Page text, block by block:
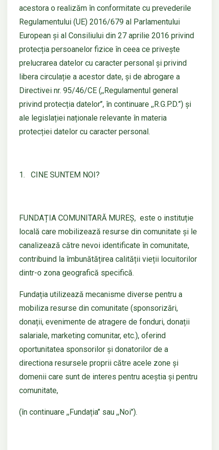
acestora o realizăm în conformitate cu prevederile
Regulamentului (UE) 2016/679 al Parlamentului
European și al Consiliului din 27 aprilie 2016 privind
protecția persoanelor fizice în ceea ce privește
prelucrarea datelor cu caracter personal și privind
libera circulație a acestor date, și de abrogare a
Directivei nr. 95/46/CE (,,Regulamentul general
privind protecția datelor’’, în continuare ,,R.G.P.D.”) și
ale legislației naționale relevante în materia
protecției datelor cu caracter personal.
1. CINE SUNTEM NOI?
FUNDAȚIA COMUNITARĂ MUREȘ, este o instituție
locală care mobilizează resurse din comunitate și le
canalizează către nevoi identificate în comunitate,
contribuind la îmbunătățirea calității vieții locuitorilor
dintr-o zona geografică specifică.
Fundația utilizează mecanisme diverse pentru a
mobiliza resurse din comunitate (sponsorizări,
donații, evenimente de atragere de fonduri, donații
salariale, marketing comunitar, etc.), oferind
oportunitatea sponsorilor și donatorilor de a
directiona resursele proprii către acele zone și
domenii care sunt de interes pentru aceștia și pentru
comunitate,
(în continuare ,,Fundația’’ sau ,,Noi’’).